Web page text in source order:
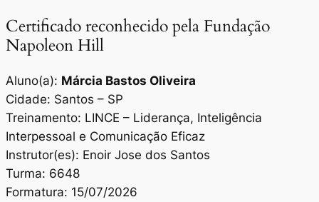
Certificado reconhecido pela Fundação
Napoleon Hill
Aluno(a): Márcia Bastos Oliveira
Cidade: Santos – SP
Treinamento: LINCE – Liderança, Inteligência
Interpessoal e Comunicação Eficaz
Instrutor(es): Enoir Jose dos Santos
Turma: 6648
Formatura: 15/07/2026